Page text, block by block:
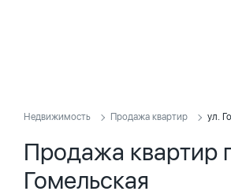
Недвижимость Продажа квартир ул.
Продажа квартир
Гомельская